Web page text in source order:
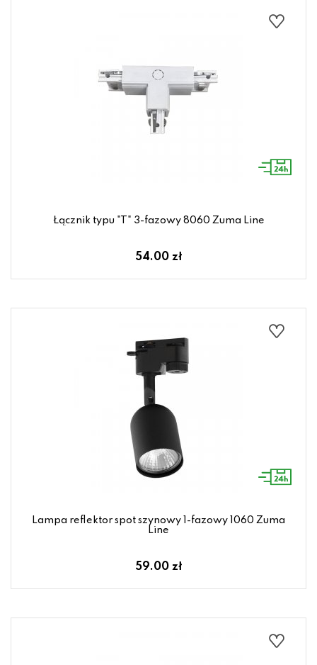
Łącznik typu "T" 3-fazowy 8060 Zuma Line
54.00 zł
Lampa reflektor spot szynowy 1-fazowy 1060 Zuma
Line
59.00 zł